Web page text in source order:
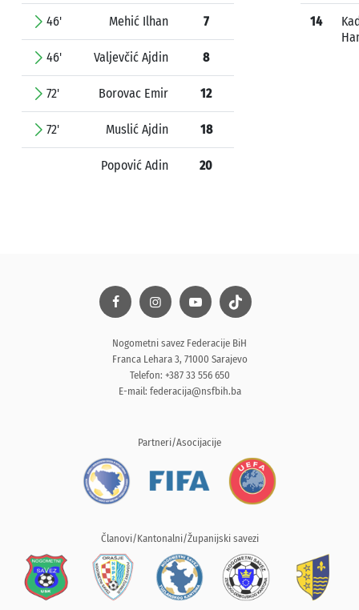
46' Mehić Ilhan 7
46' Valjevčić Ajdin 8
72' Borovac Emir 12
72' Muslić Ajdin 18
Popović Adin 20
14
Nogometni savez Federacije BiH
Franca Lehara 3, 71000 Sarajevo
Telefon: +387 33 556 650
E-mail: federacija@nsfbih.ba
Partneri/Asocijacije
Članovi/Kantonalni/Županijski savezi